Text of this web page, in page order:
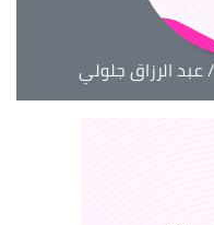
الرزاق جلولي